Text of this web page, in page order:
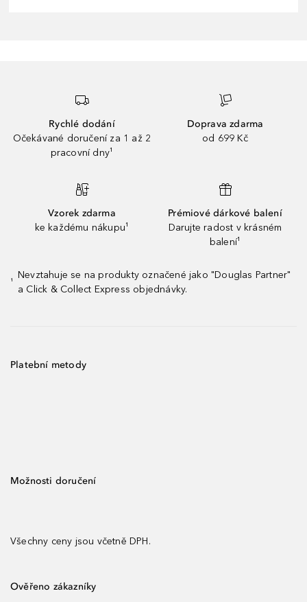
Rychlé dodání
Očekávané doručení za 1 až 2
pracovní dny¹
Doprava zdarma
od 699 Kč
Vzorek zdarma
ke každému nákupu¹
Prémiové dárkové balení
Darujte radost v krásném
balení¹
¹
Nevztahuje se na produkty označené jako "Douglas Partner"
a Click & Collect Express objednávky.
Platební metody
Možnosti doručení
Všechny ceny jsou včetně DPH.
Ověřeno zákazníky